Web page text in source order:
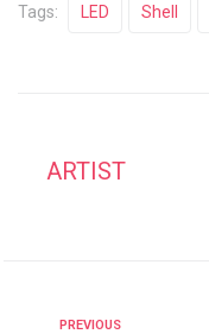
Tags: LED Shell
ARTIST
PREVIOUS